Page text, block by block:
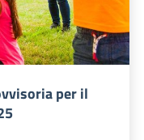
per il